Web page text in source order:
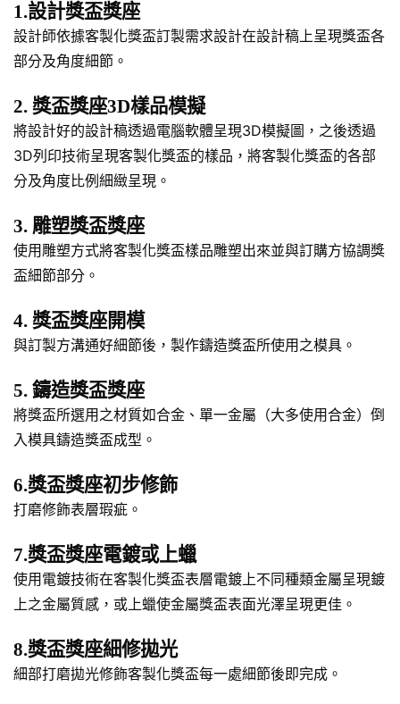
1.設計獎盃獎座
設計師依據客製化獎盃訂製需求設計在設計稿上呈現獎盃各
部分及角度細節。
2. 獎盃獎座3D樣品模擬
將設計好的設計稿透過電腦軟體呈現3D模擬圖，之後透過
3D列印技術呈現客製化獎盃的樣品，將客製化獎盃的各部
分及角度比例細緻呈現。
3. 雕塑獎盃獎座
使用雕塑方式將客製化獎盃樣品雕塑出來並與訂購方協調獎
盃細節部分。
4. 獎盃獎座開模
與訂製方溝通好細節後，製作鑄造獎盃所使用之模具。
5. 鑄造獎盃獎座
將獎盃所選用之材質如合金、單一金屬（大多使用合金）倒
入模具鑄造獎盃成型。
6.獎盃獎座初步修飾
打磨修飾表層瑕疵。
7.獎盃獎座電鍍或上蠟
使用電鍍技術在客製化獎盃表層電鍍上不同種類金屬呈現鍍
上之金屬質感，或上蠟使金屬獎盃表面光澤呈現更佳。
8.獎盃獎座細修拋光
細部打磨拋光修飾客製化獎盃每一處細節後即完成。